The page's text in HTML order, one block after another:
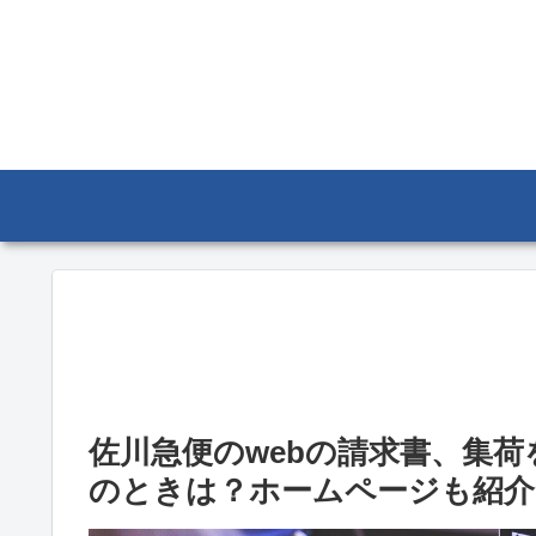
佐川急便のwebの請求書、集
のときは？ホームページも紹